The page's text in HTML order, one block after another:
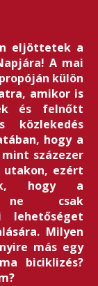
eljöttetek a
A mai
külön
amikor is
és felnőtt
közlekedés
hogy a
százezer
ezért
hogy a
ne csak
lehetőséget
Milyen
más egy
biciklizés?